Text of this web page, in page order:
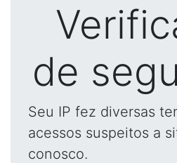
de
Seu IP fez diversas
acessos suspeitos a
conosco.